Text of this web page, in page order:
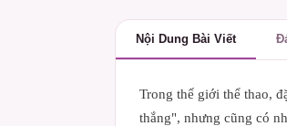
Nội Dung Bài Viết
Trong thế giới thể thao,
thắng", nhưng cũng có